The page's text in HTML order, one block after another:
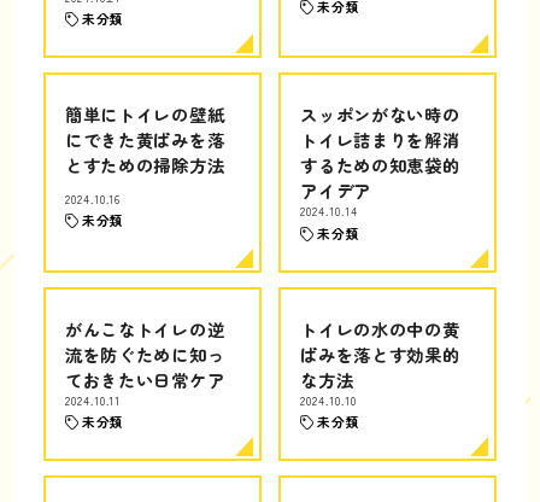
未分類
未分類
簡単にトイレの壁紙
にできた黄ばみを落
とすための掃除方法
2024.10.16
未分類
スッポンがない時の
トイレ詰まりを解消
するための知恵袋的
アイデア
2024.10.14
未分類
がんこなトイレの逆
流を防ぐために知っ
ておきたい日常ケア
2024.10.11
未分類
トイレの水の中の黄
ばみを落とす効果的
な方法
2024.10.10
未分類